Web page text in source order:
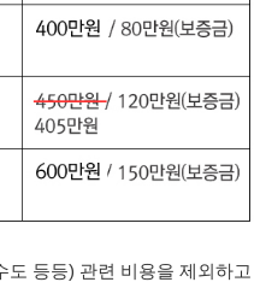
등등) 관련 비용을 제외하고